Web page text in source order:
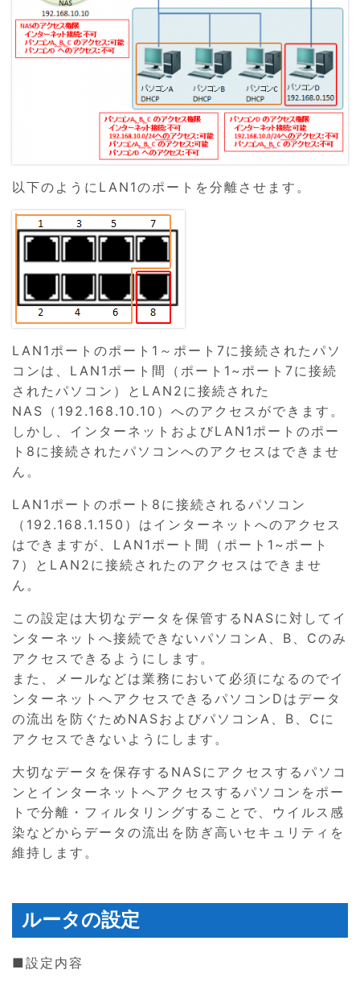
以下のようにLAN1のポートを分離させます。
LAN1ポートのポート1～ポート7に接続されたパソ
コンは、LAN1ポート間（ポート1~ポート7に接続
されたパソコン）とLAN2に接続された
NAS（192.168.10.10）へのアクセスができます。
しかし、インターネットおよびLAN1ポートのポー
ト8に接続されたパソコンへのアクセスはできませ
ん。
LAN1ポートのポート8に接続されるパソコン
（192.168.1.150）はインターネットへのアクセス
はできますが、LAN1ポート間（ポート1~ポート
7）とLAN2に接続されたのアクセスはできませ
ん。
この設定は大切なデータを保管するNASに対してイ
ンターネットへ接続できないパソコンA、B、Cのみ
アクセスできるようにします。
また、メールなどは業務において必須になるのでイ
ンターネットへアクセスできるパソコンDはデータ
の流出を防ぐためNASおよびパソコンA、B、Cに
アクセスできないようにします。
大切なデータを保存するNASにアクセスするパソコ
ンとインターネットへアクセスするパソコンをポー
トで分離・フィルタリングすることで、ウイルス感
染などからデータの流出を防ぎ高いセキュリティを
維持します。
ルータの設定
■設定内容